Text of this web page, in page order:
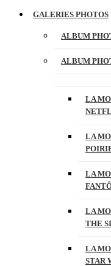
GALERIES PHOTOS
ALBUM
ALBUM
LA
LA
LA
LA
THE
LA
STAR